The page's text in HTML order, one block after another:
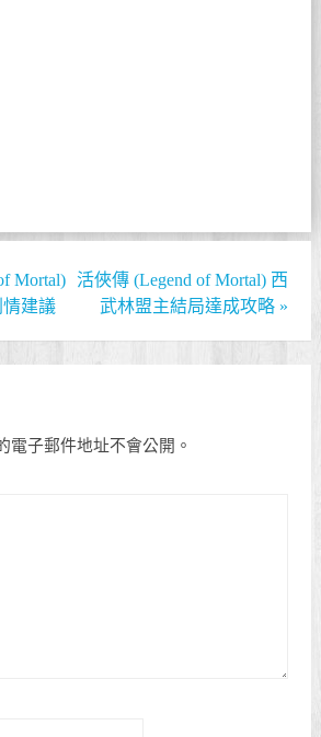
Mortal)
建議
活俠傳 (Legend of Mortal) 西
武林盟主結局達成攻略 »
電子郵件地址不會公開。